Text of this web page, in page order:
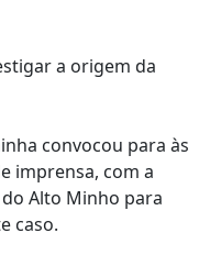
a origem da
convocou para às
imprensa, com a
Alto Minho para
caso.